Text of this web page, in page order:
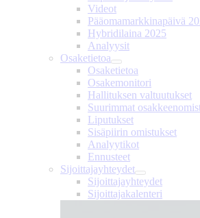
Videot
Pääomamarkkinapäivä
Hybridilaina 2025
Analyysit
Osaketietoa
Osaketietoa
Osakemonitori
Hallituksen valtuutukset
Suurimmat
Liputukset
Sisäpiirin omistukset
Analyytikot
Ennusteet
Sijoittajayhteydet
Sijoittajayhteydet
Sijoittajakalenteri